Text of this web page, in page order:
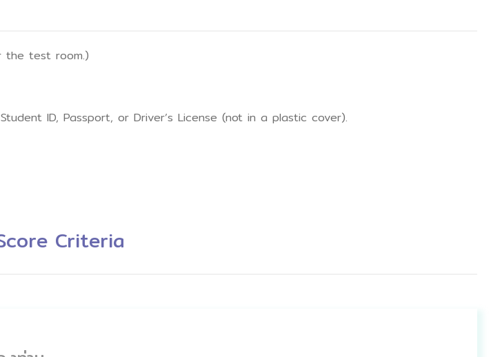
the test room.)
ID, Passport, or Driver’s License (not in a plastic cover).
Criteria